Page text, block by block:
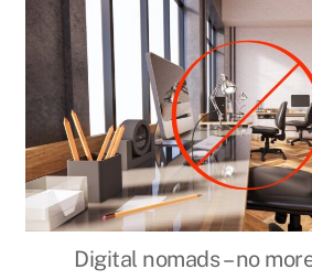
Digital nomads – no